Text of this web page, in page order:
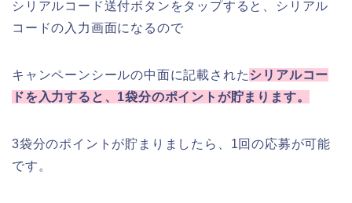
シリアルコード送付ボタンをタップすると、シリアル
コードの入力画面になるので
キャンペーンシールの中面に記載されたシリアルコー
ドを入力すると、1袋分のポイントが貯まります。
3袋分のポイントが貯まりましたら、1回の応募が可能
です。